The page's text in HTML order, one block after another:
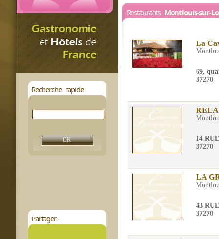
Recherche rapide
Partager
Restaurants Montlouis-sur-
La
69,
37270
14
37270
LA
43
37270